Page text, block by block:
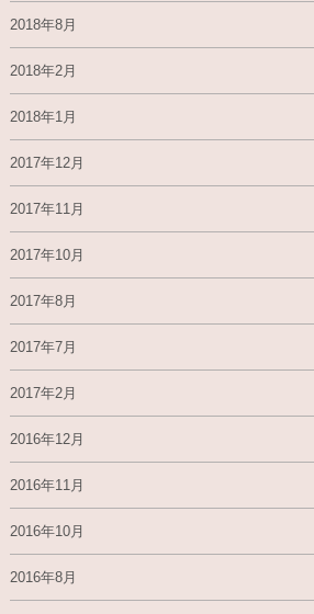
2018年8月
2018年2月
2018年1月
2017年12月
2017年11月
2017年10月
2017年8月
2017年7月
2017年2月
2016年12月
2016年11月
2016年10月
2016年8月